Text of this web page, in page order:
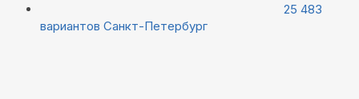
25 483
вариантов Санкт-Петербург